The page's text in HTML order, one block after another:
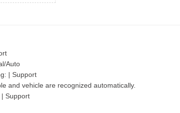
Auto
| Support
and vehicle are recognized automatically.
| Support